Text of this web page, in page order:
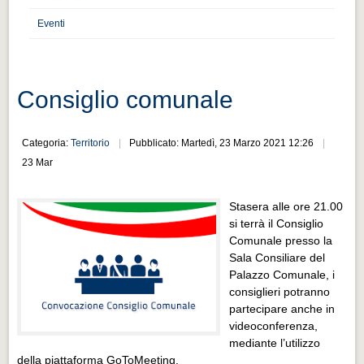
Cultura e turismo 4.0
Cultura e turismo 4.0
PROGETTI
Progetti Aperti
Progetti Aperti
Progetti Realizzati
Progetti Realizzati
EVENTI
Eventi
Consiglio comunale
Categoria:Territorio
Pubblicato: Martedì, 23 Marzo 2021 12:26
23 Mar
Stasera alle ore 21.00
si terrà il Consiglio
Comunale presso la
Sala Consiliare del
Palazzo Comunale, i
consiglieri potranno
partecipare anche in
videoconferenza,
mediante l’utilizzo
della piattaforma GoToMeeting.